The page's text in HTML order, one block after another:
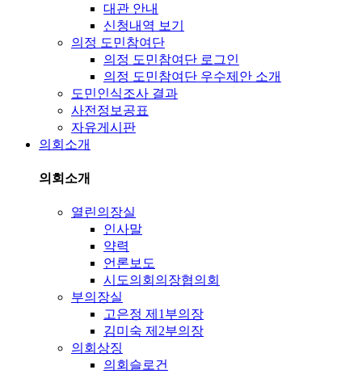
대관 안내
신청내역 보기
의정 도민참여단
의정 도민참여단 로그인
의정 도민참여단 우수제안 소개
도민인식조사 결과
사전정보공표
자유게시판
의회소개
의회소개
열린의장실
인사말
약력
언론보도
시도의회의장협의회
부의장실
고은정 제1부의장
김미숙 제2부의장
의회상징
의회슬로건